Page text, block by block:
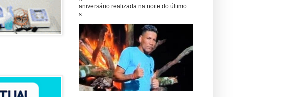
aniversário realizada na noite do último
s...